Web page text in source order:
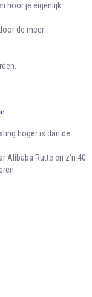
hoor je eigenlijk
de meer
hoger is dan de
Alibaba Rutte en z’n 40